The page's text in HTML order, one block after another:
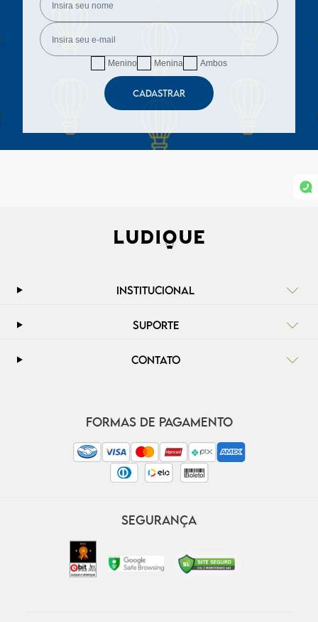
Menino Menina Ambos
CADASTRAR
INSTITUCIONAL
SUPORTE
CONTATO
FORMAS DE PAGAMENTO
SEGURANÇA